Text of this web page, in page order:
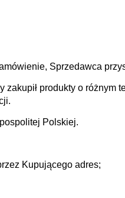
Sprzedawca
produkty o
Polskiej.
Kupującego adres;